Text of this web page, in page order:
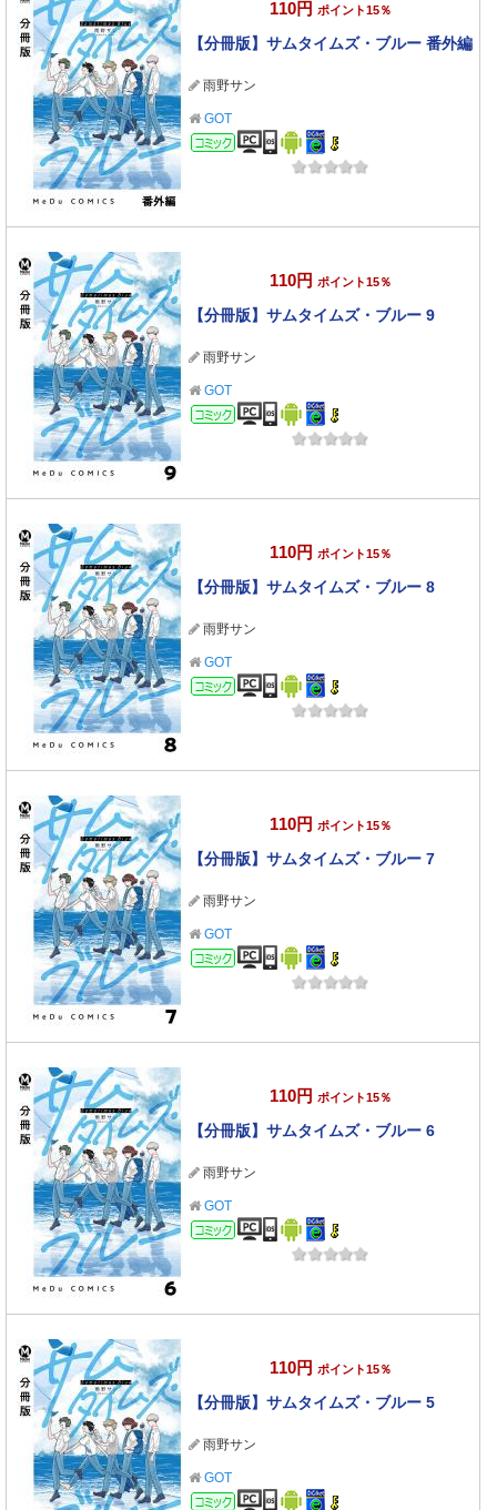
110円 ポイント15％
【分冊版】サムタイムズ・ブルー 番外編
雨野サン
GOT
コミック
110円 ポイント15％
【分冊版】サムタイムズ・ブルー 9
雨野サン
GOT
コミック
110円 ポイント15％
【分冊版】サムタイムズ・ブルー 8
雨野サン
GOT
コミック
110円 ポイント15％
【分冊版】サムタイムズ・ブルー 7
雨野サン
GOT
コミック
110円 ポイント15％
【分冊版】サムタイムズ・ブルー 6
雨野サン
GOT
コミック
110円 ポイント15％
【分冊版】サムタイムズ・ブルー 5
雨野サン
GOT
コミック